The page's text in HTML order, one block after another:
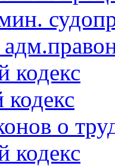
кодекс
о
кодекс